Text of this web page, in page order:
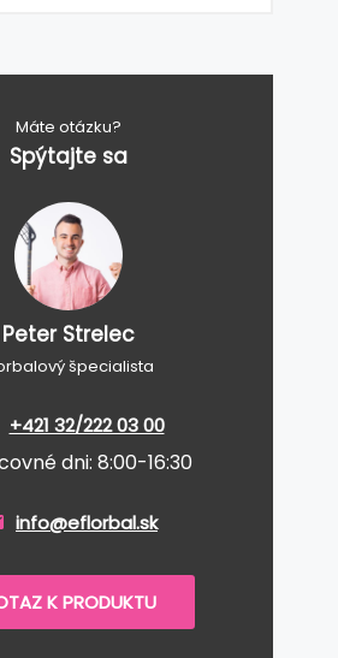
Máte otázku?
Spýtajte sa
Peter Strelec
špecialista
+421 32/222 03 00
dni: 8:00-16:30
info@eflorbal.sk
K PRODUKTU